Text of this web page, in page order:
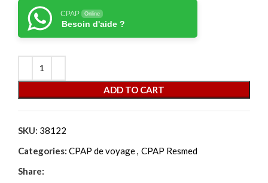
ADD TO CART
CPAP Online
Besoin d'aide ?
SKU: 38122
Categories: CPAP de voyage CPAP Resmed
Share: